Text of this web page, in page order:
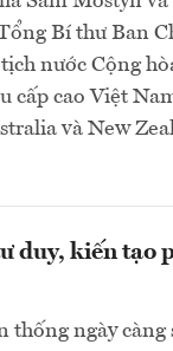
Bí thư Ban
nước Cộng
cấp cao Việt
và New
duy, kiến tạo
thống ngày